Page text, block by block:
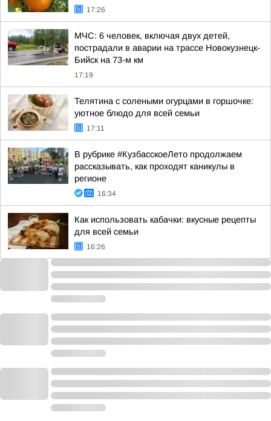
17:26
МЧС: 6 человек, включая двух детей,
пострадали в аварии на трассе Новокузнецк-
Бийск на 73-м км
17:19
Телятина с солеными огурцами в горшочке:
уютное блюдо для всей семьи
17:11
В рубрике #КузбасскоеЛето продолжаем
рассказывать, как проходят каникулы в
регионе
16:34
Как использовать кабачки: вкусные рецепты
для всей семьи
16:26